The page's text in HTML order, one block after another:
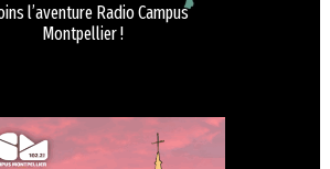
l’aventure Radio Campus
Montpellier !